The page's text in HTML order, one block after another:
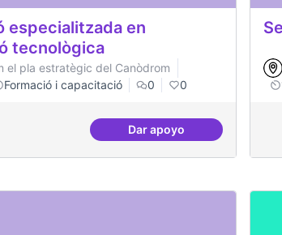
especialitzada en
tecnològica
el pla estratègic del Canòdrom
Formació i capacitació 0 0
Dar apoyo
Formació